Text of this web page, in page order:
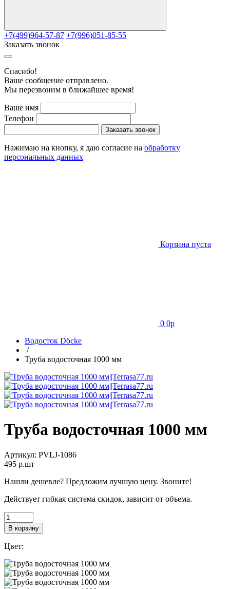
+7(499)964-57-87 +7(996)051-85-55
Заказать звонок
Cпасибо!
Ваше сообщение отправлено.
Мы перезвоним в ближайшее время!
Ваше имя
Телефон
Заказать звонок
Нажимаю на кнопку, я даю согласие на обработку
персональных данных
Корзина пуста
0 0p
Водосток Döcke
/
Труба водосточная 1000 мм
Труба водосточная 1000 мм
Артикул: PVLJ-1086
495 p.шт
Нашли дешевле? Предложим лучшую цену. Звоните!
Действует гибкая система скидок, зависит от объема.
В корзину
Цвет: